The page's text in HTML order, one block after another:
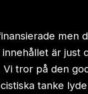
men
är just
tror på den
tanke